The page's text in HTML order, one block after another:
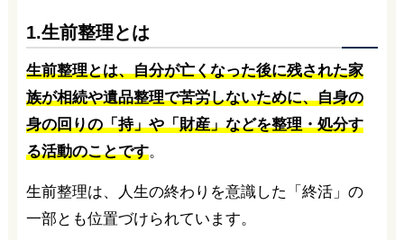
1.生前整理とは
生前整理とは、自分が亡くなった後に残された家
族が相続や遺品整理で苦労しないために、自身の
身の回りの「持」や「財産」などを整理・処分す
る活動のことです。
生前整理は、人生の終わりを意識した「終活」の
一部とも位置づけられています。